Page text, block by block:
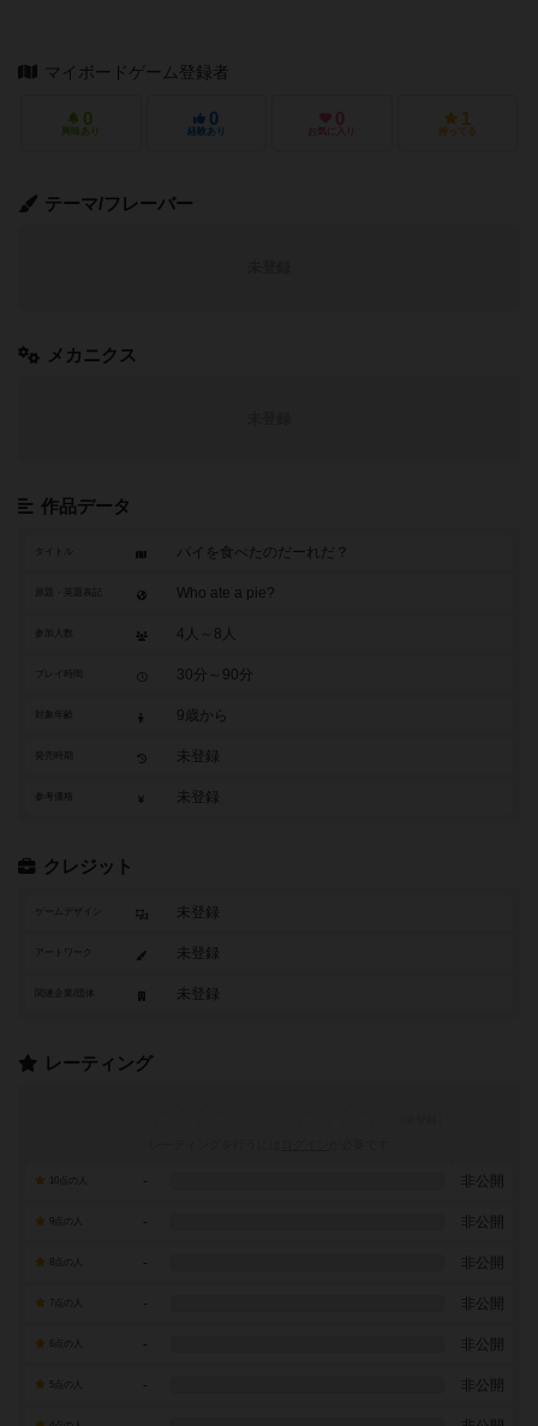
マイボードゲーム登録者
0
興味あり
0
経験あり
0
お気に入り
1
持ってる
テーマ/フレーバー
メカニクス
作品データ
タイトル パイを食べたのだーれだ？
Who ate a pie?
参加人数 4人～8人
30分～90分
9歳から
未登録
参考価格 未登録
クレジット
ゲームデザイン 未登録
アートワーク 未登録
未登録
レーティング
- 非公開
- 非公開
- 非公開
7点の人 - 非公開
- 非公開
- 非公開